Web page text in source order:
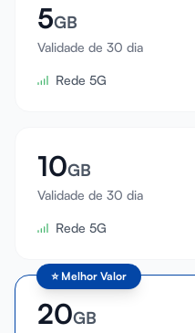
5GB
Validade de 30 dia
Rede 5G
10GB
Validade de 30 dia
Rede 5G
⭐ Melhor Valor
20GB